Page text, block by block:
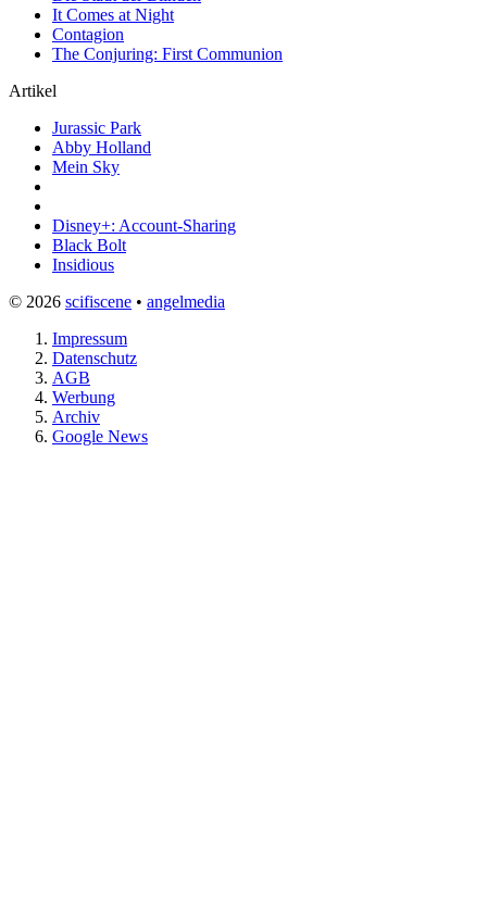
It Comes at Night
Contagion
The Conjuring: First Communion
Artikel
Jurassic Park
Abby Holland
Mein Sky
Disney+: Account-Sharing
Black Bolt
Insidious
© 2026 scifiscene • angelmedia
Impressum
Datenschutz
AGB
Werbung
Archiv
Google News